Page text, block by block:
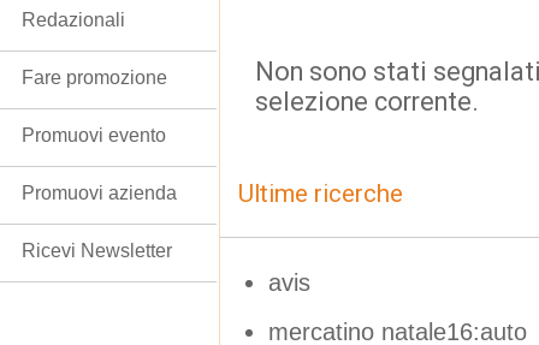
Non sono stati
selezione corrente.
Ultime ricerche
avis
mercatino natale16:auto
Redazionali
Fare promozione
Promuovi evento
Promuovi azienda
Ricevi Newsletter